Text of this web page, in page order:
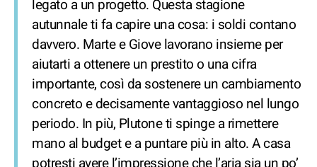
legato a un progetto. Questa stagione
autunnale ti fa capire una cosa: i soldi contano
davvero. Marte e Giove lavorano insieme per
aiutarti a ottenere un prestito o una cifra
importante, così da sostenere un cambiamento
concreto e decisamente vantaggioso nel lungo
periodo. In più, Plutone ti spinge a rimettere
mano al budget e a puntare più in alto. A casa